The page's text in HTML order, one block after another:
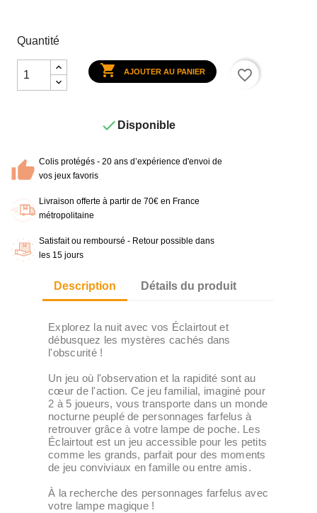
Quantité
 AJOUTER AU PANIER favorite_border
 Disponible
Colis protégés - 20 ans d’expérience d'envoi de
vos jeux favoris
Livraison offerte à partir de 70€ en France
métropolitaine
Satisfait ou remboursé - Retour possible dans
les 15 jours
Description Détails du produit
Explorez la nuit avec vos Éclairtout et
débusquez les mystères cachés dans
l'obscurité !
Un jeu où l'observation et la rapidité sont au
cœur de l'action. Ce jeu familial, imaginé pour
2 à 5 joueurs, vous transporte dans un monde
nocturne peuplé de personnages farfelus à
retrouver grâce à votre lampe de poche. Les
Éclairtout est un jeu accessible pour les petits
comme les grands, parfait pour des moments
de jeu conviviaux en famille ou entre amis.
À la recherche des personnages farfelus avec
votre lampe magique !